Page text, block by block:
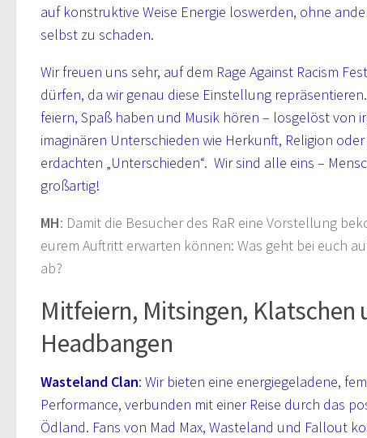
auf konstruktive Weise Energie loswerden, ohne
selbst zu schaden.
Wir freuen uns sehr, auf dem Rage Against Racism
dürfen, da wir genau diese Einstellung
feiern, Spaß haben und Musik hören – losgelöst von
imaginären Unterschieden wie Herkunft, Religion
erdachten „Unterschieden“. Wir sind alle eins –
großartig!
MH: Damit die Besucher des RaR eine Vorstellung
eurem Auftritt erwarten können: Was geht bei euch
ab?
Mitfeiern, Mitsingen, Klatschen
Headbangen
Wasteland Clan: Wir bieten eine energiegeladene,
Performance, verbunden mit einer Reise durch das
Ödland. Fans von Mad Max, Wasteland und Fallout